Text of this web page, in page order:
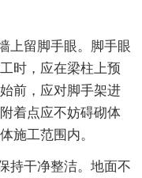
留脚手眼。脚手眼
时，应在梁柱上预
前，应对脚手架进
着点应不妨碍砌体
施工范围内。
干净整洁。地面不